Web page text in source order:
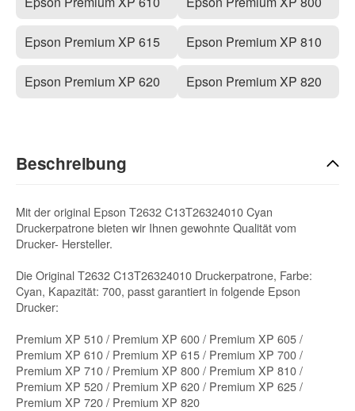
Epson Premium XP 615
Epson Premium XP 620
Epson Premium XP 810
Epson Premium XP 820
Beschreibung
Mit der original Epson T2632 C13T26324010 Cyan
Druckerpatrone bieten wir Ihnen gewohnte Qualität vom
Drucker- Hersteller.
Die Original T2632 C13T26324010 Druckerpatrone, Farbe:
Cyan, Kapazität: 700, passt garantiert in folgende Epson
Drucker:
Premium XP 510 / Premium XP 600 / Premium XP 605 /
Premium XP 610 / Premium XP 615 / Premium XP 700 /
Premium XP 710 / Premium XP 800 / Premium XP 810 /
Premium XP 520 / Premium XP 620 / Premium XP 625 /
Premium XP 720 / Premium XP 820